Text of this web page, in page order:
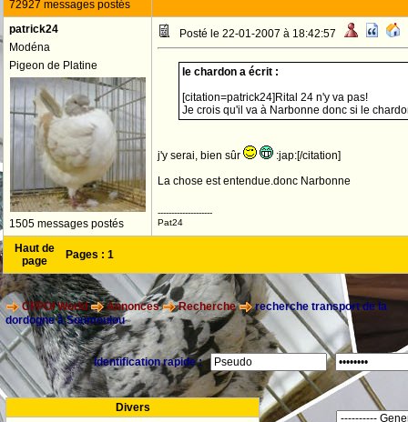
72927 messages postés
patrick24
Modéna
Pigeon de Platine
1505 messages postés
Posté le 22-01-2007 à 18:42:57
le chardon a écrit :
[citation=patrick24]Rital 24 n'y va pas!
Je crois qu'il va à Narbonne donc si le
j'y serai, bien sûr
:jap:[/citation]
La chose est entendue.donc Narbonne
--------------------
Pat24
Haut de
page
Pages : 1
CFPOI World Annonces Recherche
recherche transport de la
dordogne à Soumoulou
Identification rapide :
Divers